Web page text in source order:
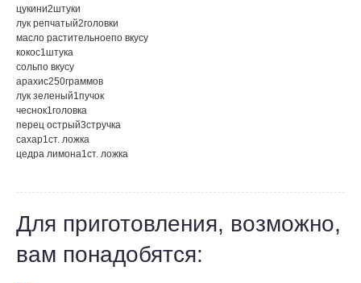
цукини2штуки
лук репчатый2головки
масло растительноепо вкусу
кокос1штука
сольпо вкусу
арахис250граммов
лук зеленый1пучок
чеснок1головка
перец острый3стручка
сахар1ст. ложка
цедра лимона1ст. ложка
Для приготовления, возможно,
вам понадобятся: